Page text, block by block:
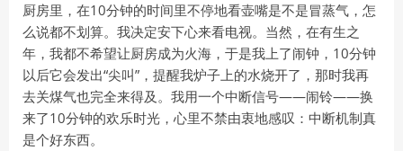
厨房里，在10分钟的时间里不停地看壶嘴是不是冒蒸气，怎
么说都不划算。我决定安下心来看电视。当然，在有生之
年，我都不希望让厨房成为火海，于是我上了闹钟，10分钟
以后它会发出“尖叫”，提醒我炉子上的水烧开了，那时我再
去关煤气也完全来得及。我用一个中断信号——闹铃——换
来了10分钟的欢乐时光，心里不禁由衷地感叹：中断机制真
是个好东西。